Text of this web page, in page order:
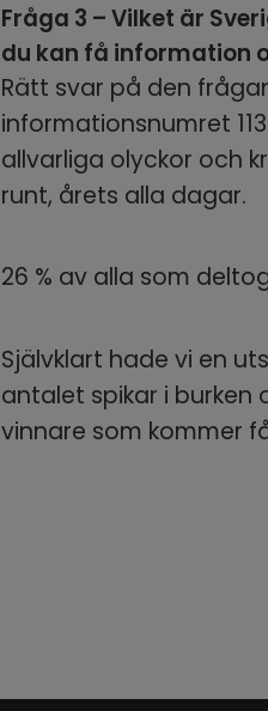
Fråga 3 – Vilket är
du kan få information
Rätt svar på den
informationsnumret
allvarliga olyckor och
runt, årets alla dagar.
26 % av alla som
Självklart hade vi en
antalet spikar i burken
vinnare som kommer